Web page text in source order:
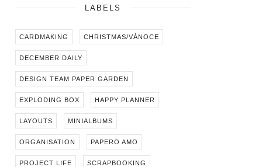
LABELS
CARDMAKING CHRISTMAS/VÁNOCE
DECEMBER DAILY
DESIGN TEAM PAPER GARDEN
EXPLODING BOX HAPPY PLANNER
LAYOUTS MINIALBUMS
ORGANISATION PAPERO AMO
PROJECT LIFE SCRAPBOOKING